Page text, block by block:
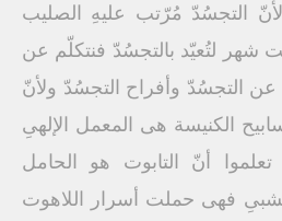
التجسُدّ مُرّتب عليهِ الصليب
لتُعيّد بالتجسُدّ فنتكلّم عن
التجسُدّ وأفراح التجسُدّ ولأنّ
الكنيسة هى المعمل الإلهىِ
تعلموا أنّ التابوت هو الحامل
فهى حملت أسرار اللاهوت